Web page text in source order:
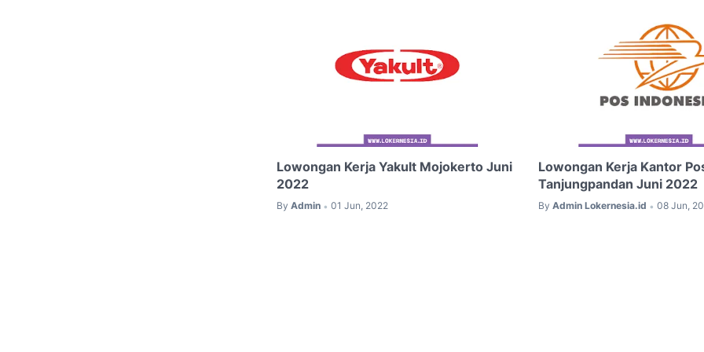
Lowongan Kerja Yakult Mojokerto Juni
2022
By Admin • 01 Jun, 2022
Lowongan Kerja Kantor
Tanjungpandan Juni 2022
By Admin Lokernesia.id • 08 Jun,